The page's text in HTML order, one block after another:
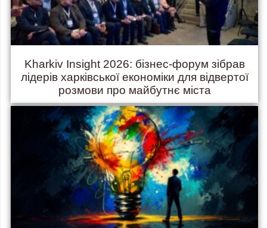
Kharkiv Insight 2026: бізнес-форум зібрав
лідерів харківської економіки для відвертої
розмови про майбутнє міста